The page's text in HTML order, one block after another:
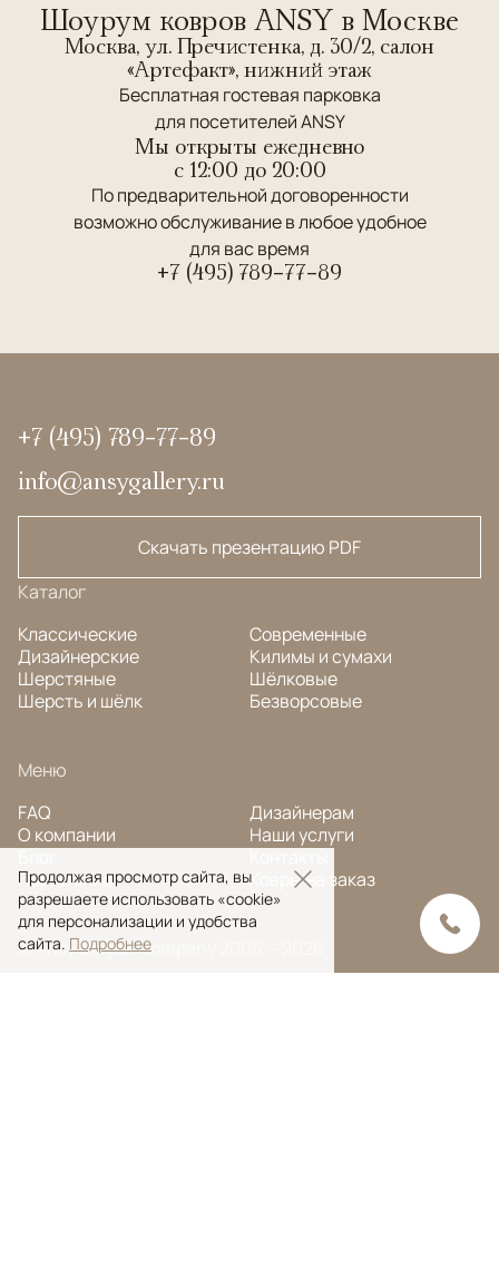
Шоурум ковров ANSY в Москве
Москва, ул. Пречистенка, д. 30/2, салон
«Артефакт», нижний этаж
Бесплатная гостевая парковка
для посетителей ANSY
Мы открыты ежедневно
c 12:00 до 20:00
По предварительной договоренности
возможно обслуживание в любое удобное
для вас время
+7 (495) 789-77-89
+7 (495) 789-77-89
info@ansygallery.ru
Скачать презентацию PDF
Каталог
Классические
Дизайнерские
Шерстяные
Шерсть и шёлк
Современные
Килимы и сумахи
Шёлковые
Безворсовые
Меню
FAQ
О компании
Блог
Портфолио
Дизайнерам
Наши услуги
Контакты
Ковры на заказ
© Ansy Carpet Company 2005 — 2026
Продолжая просмотр сайта, вы
разрешаете использовать «cookie»
для персонализации и удобства
сайта. Подробнее